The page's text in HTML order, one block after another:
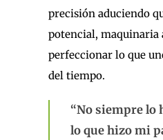
precisión aduciendo
potencial, maquinaria
perfeccionar lo que
del tiempo.
“No siempre lo
lo que hizo mi